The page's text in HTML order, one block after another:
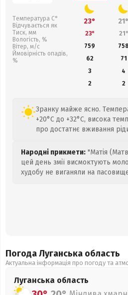
Температура С°
Відчувається як
Тиск, мм
Вологість, %
Вітер, м/с
Ймовірність опадів,
%
23° 21°
23° 21°
759
758
62
71
3
4
2
2
Зранку майже ясно.
+20°C до +32°C, висока
про достатнє вживання
Народні прикмети: "Матія
цей день змії висмоктують
худобу не виганяли на
Погода Луганська область
Актуальна інформація про погоду та
Луганська область